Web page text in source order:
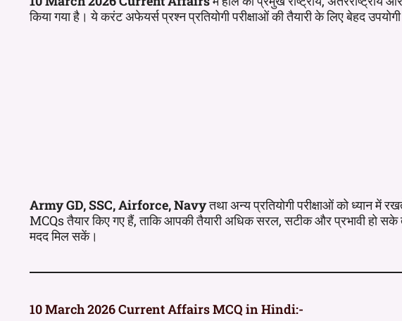
किया गया है। ये करंट अफेयर्स प्रश्न प्रतियोगी परीक्षाओं की तैयारी के लिए बेहद
Army GD, SSC, Airforce, Navyतथा अन्य प्रतियोगी परीक्षाओं को ध्यान में
MCQs तैयार किए गए हैं, ताकि आपकी तैयारी अधिक सरल, सटीक और प्रभावी हो
मदद मिल सकें।
10 March 2026 Current Affairs MCQ in Hindi:-